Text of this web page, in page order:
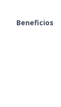
Beneficios